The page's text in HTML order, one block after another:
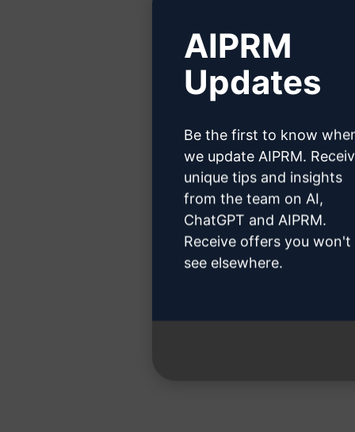
ChatGPT
Adım
AIPRM
Updates
Be the first to know
we update AIPRM.
unique tips and insights
from the team on AI,
ChatGPT and AIPRM.
Receive offers you won't
see elsewhere.